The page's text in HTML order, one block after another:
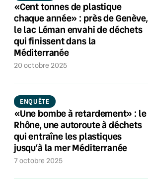
«Cent tonnes de plastique
chaque année» : près de Genève,
le lac Léman envahi de déchets
qui finissent dans la
Méditerranée
20 octobre 2025
ENQUÊTE
«Une bombe à retardement» : le
Rhône, une autoroute à déchets
qui entraîne les plastiques
jusqu’à la mer Méditerranée
7 octobre 2025